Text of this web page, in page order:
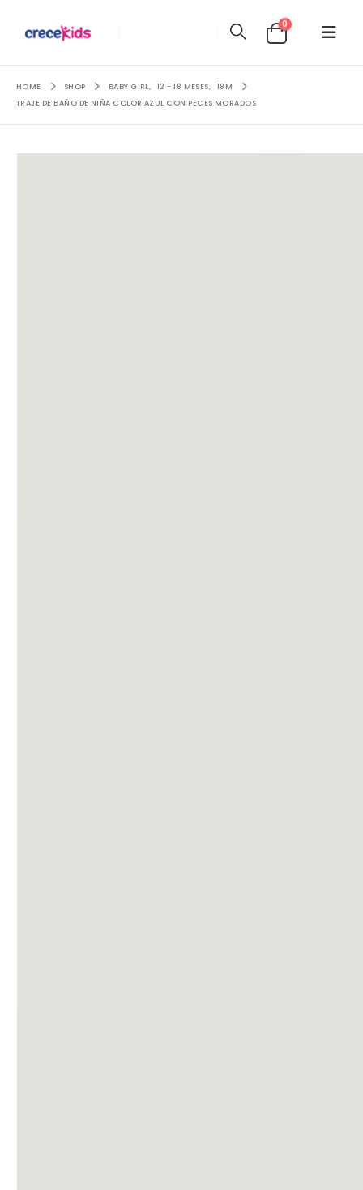
0
HOME SHOP BABY GIRL, 12 - 18 MESES,
18M
TRAJE DE BAÑO DE NIÑA COLOR AZUL CON PECES MORADOS